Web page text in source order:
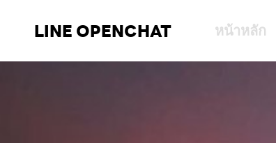
LINE OPENCHAT หน้าหลัก